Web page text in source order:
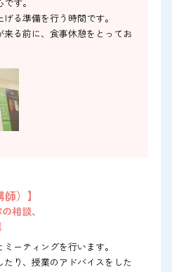
る準備を行う時間です。
る前に、食事休憩をとってお
）】
相談、
ーティングを行います。
り、授業のアドバイスをした